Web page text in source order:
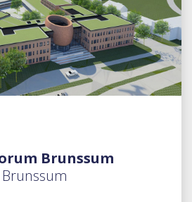
Brunssum
Brunssum